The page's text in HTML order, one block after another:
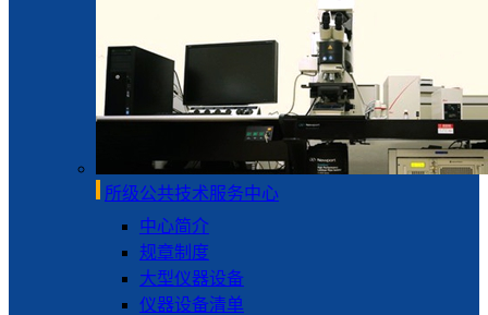
所级公共技术服务中心
中心简介
规章制度
大型仪器设备
仪器设备清单